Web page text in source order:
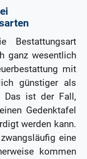
Bestattungsart
ganz wesentlich
mit
günstiger als
Das ist der Fall,
Gedenktafel
werden kann.
eine
kommen